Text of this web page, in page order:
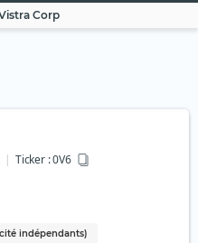
Corp
Ticker :0V6
indépendants)